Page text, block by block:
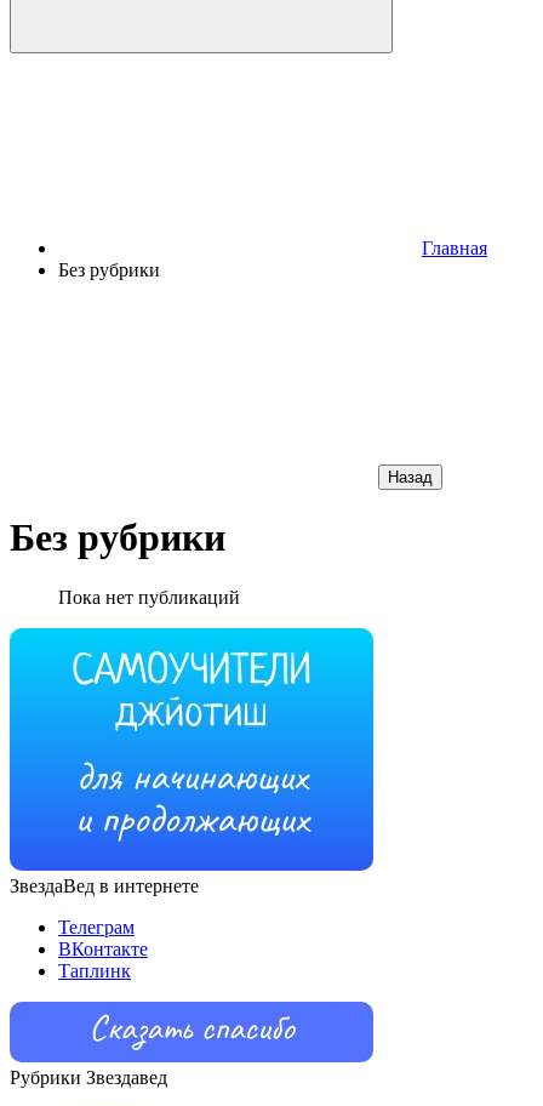
Главная
Без рубрики
Назад
Без рубрики
Пока нет публикаций
ЗвездаВед в интернете
Телеграм
ВКонтакте
Таплинк
Рубрики Звездавед